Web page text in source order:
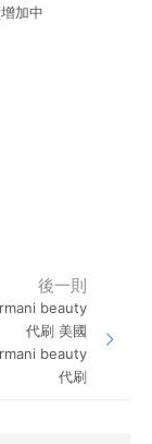
加中
後一則
beauty
代刷 美國
beauty
代刷